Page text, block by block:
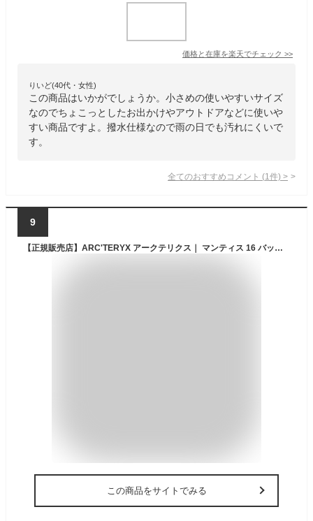
価格と在庫を楽天でチェック >>
りいど(40代・女性)
この商品はいかがでしょうか。小さめの使いやすいサイズ
なのでちょこっとしたお出かけやアウトドアなどに使いや
すい商品ですよ。撥水仕様なので雨の日でも汚れにくいで
す。
全てのおすすめコメント (1 件) >
9
【正規販売店】ARC'TERYX アークテリクス｜ マンティス 16 バックパック X10636
この商品をサイトでみる